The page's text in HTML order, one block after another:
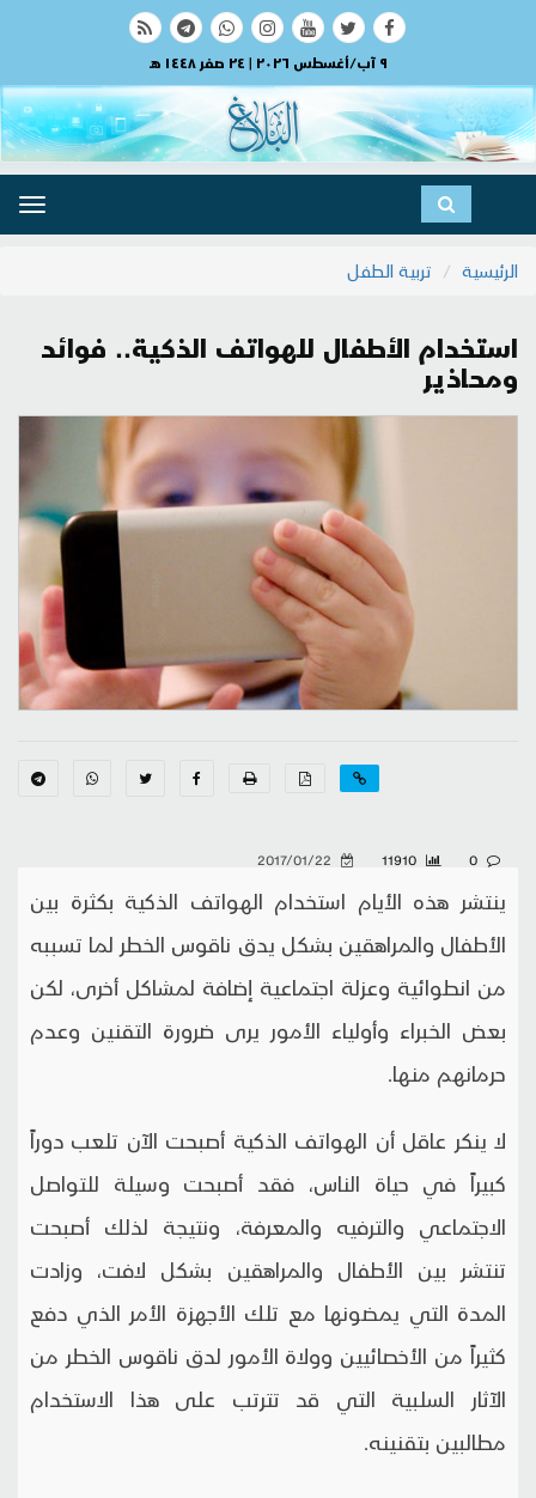
٩ آب/أغسطس ٢٠٢٦ | ٢٤ صفر ١٤٤٨ هـ
الرئيسية
تربية الطفل
استخدام الأطفال للهواتف الذكية.. فوائد
ومحاذير
ينتشر هذه الأيام استخدام الهواتف الذكية بكثرة بين
الأطفال والمراهقين بشكل يدق ناقوس الخطر لما تسببه
من انطوائية وعزلة اجتماعية إضافة لمشاكل أخرى، لكن
بعض الخبراء وأولياء الأمور يرى ضرورة التقنين وعدم
حرمانهم منها.
لا ينكر عاقل أن الهواتف الذكية أصبحت الآن تلعب دوراً
كبيراً في حياة الناس، فقد أصبحت وسيلة للتواصل
الاجتماعي والترفيه والمعرفة، ونتيجة لذلك أصبحت
تنتشر بين الأطفال والمراهقين بشكل لافت، وزادت
المدة التي يمضونها مع تلك الأجهزة الأمر الذي دفع
كثيراً من الأخصائيين وولاة الأمور لدق ناقوس الخطر من
الآثار السلبية التي قد تترتب على هذا الاستخدام
مطالبين بتقنينه.